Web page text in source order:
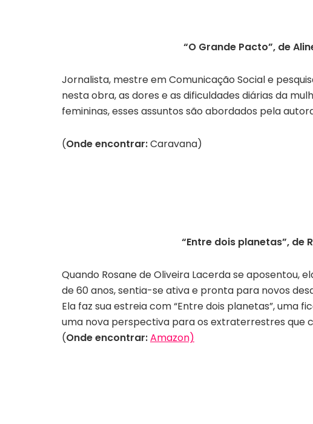
“O Grande Pacto”, de
Jornalista, mestre em Comunicação Social e
nesta obra, as dores e as dificuldades diárias da
femininas, esses assuntos são abordados pela
(Onde encontrar:Caravana)
“Entre dois planetas”, de
Quando Rosane de Oliveira Lacerda se
de 60 anos, sentia-se ativa e pronta para novos
Ela faz sua estreia com “Entre dois planetas”,
uma nova perspectiva para os extraterrestres que
(Onde encontrar:Amazon)